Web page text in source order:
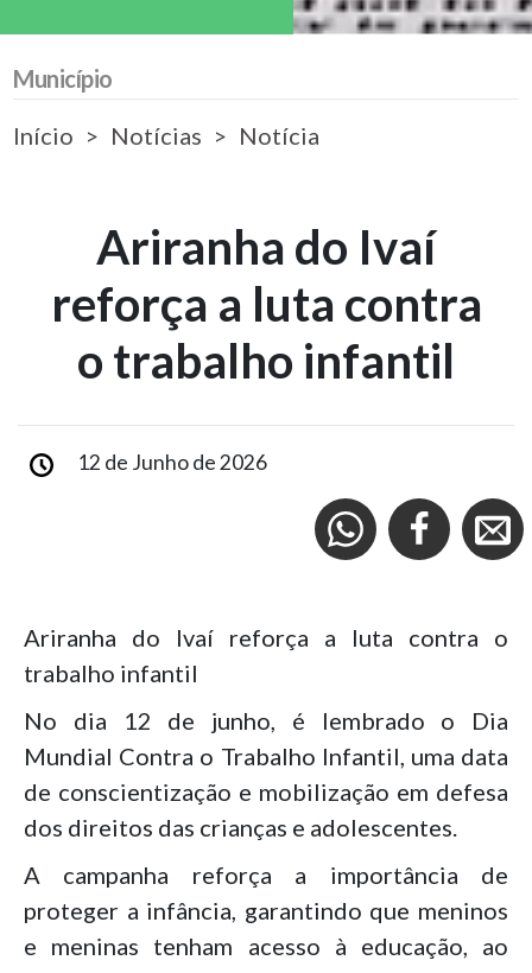
Município
Início
Notícias Notícia
Ariranha do Ivaí
reforça a luta contra
o trabalho infantil
12 de Junho de 2026
Ariranha do Ivaí reforça a luta contra o
trabalho infantil
No dia 12 de junho, é lembrado o Dia
Mundial Contra o Trabalho Infantil, uma data
de conscientização e mobilização em defesa
dos direitos das crianças e adolescentes.
A campanha reforça a importância de
proteger a infância, garantindo que meninos
e meninas tenham acesso à educação, ao